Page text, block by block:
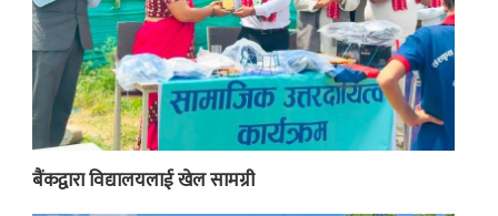
बैंकद्वारा विद्यालयलाई खेल सामग्री